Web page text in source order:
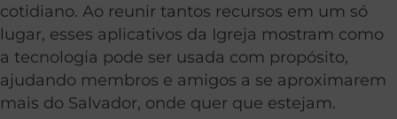
cotidiano. Ao reunir tantos recursos em um só
lugar, esses aplicativos da Igreja mostram como
a tecnologia pode ser usada com propósito,
ajudando membros e amigos a se aproximarem
mais do Salvador, onde quer que estejam.